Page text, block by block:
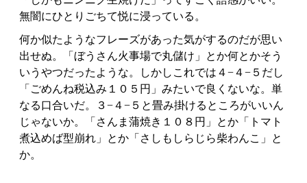
無闇にひとりごちて悦に浸っている。
何か似たようなフレーズがあった気がするのだが思い
出せぬ。「ぼうさん火事場で丸儲け」とか何とかそう
いうやつだったような。しかしこれでは４−４−５だし
「ごめんね税込み１０５円」みたいで良くないな。単
なる口合いだ。３−４−５と畳み掛けるところがいいん
じゃないか。「さんま蒲焼き１０８円」とか「トマト
煮込めば型崩れ」とか「さしもしらじら柴わんこ」と
か。